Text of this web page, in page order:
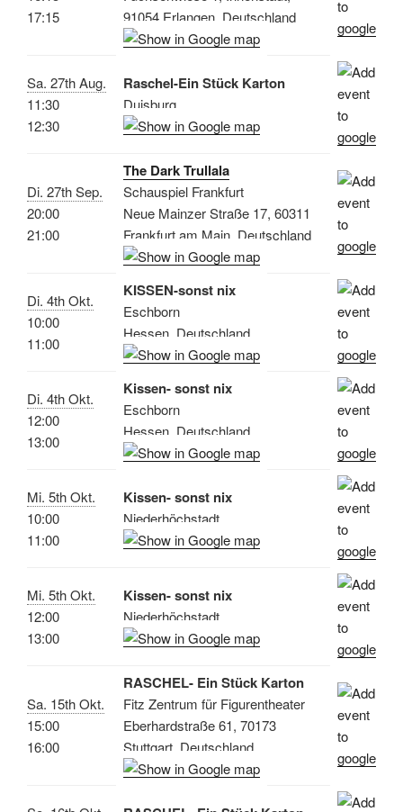
17:15
91054 Erlangen, Deutschland
Sa. 27th Aug.
11:30
12:30
Raschel-Ein Stück Karton
Duisburg
Di. 27th Sep.
20:00
21:00
The Dark Trullala
Schauspiel Frankfurt
Neue Mainzer Straße 17, 60311
Frankfurt am Main, Deutschland
Di. 4th Okt.
10:00
11:00
KISSEN-sonst nix
Eschborn
Hessen, Deutschland
Di. 4th Okt.
12:00
13:00
Kissen- sonst nix
Eschborn
Hessen, Deutschland
Mi. 5th Okt.
10:00
11:00
Kissen- sonst nix
Niederhöchstadt
Mi. 5th Okt.
12:00
13:00
Kissen- sonst nix
Niederhöchstadt
Sa. 15th Okt.
15:00
16:00
RASCHEL- Ein Stück Karton
Fitz Zentrum für Figurentheater
Eberhardstraße 61, 70173
Stuttgart, Deutschland